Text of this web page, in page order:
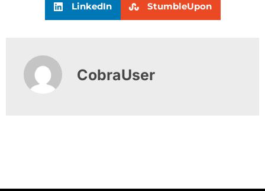
LinkedIn StumbleUpon
CobraUser